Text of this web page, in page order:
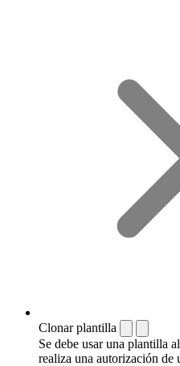
Clonar plantilla
Se debe usar una plantilla
realiza una autorización de